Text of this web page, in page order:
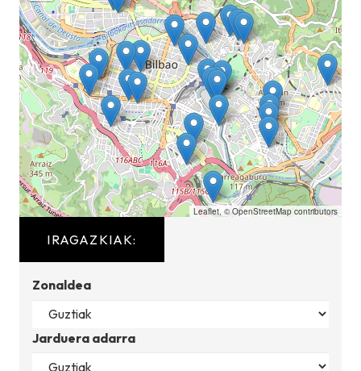
Leaflet, ©OpenStreetMap contributors
IRAGAZKIAK:
Zonaldea
Jarduera adarra